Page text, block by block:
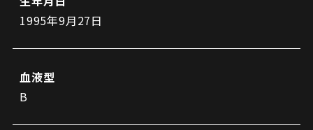
車イスでの観戦
三輪緑山ベースを利用
お問い合わせ
プライバシーポリシー
1995年9月27日
血液型
B